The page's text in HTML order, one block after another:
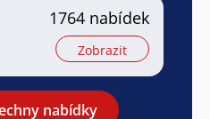
1764 nabídek
Zobrazit
nabídky